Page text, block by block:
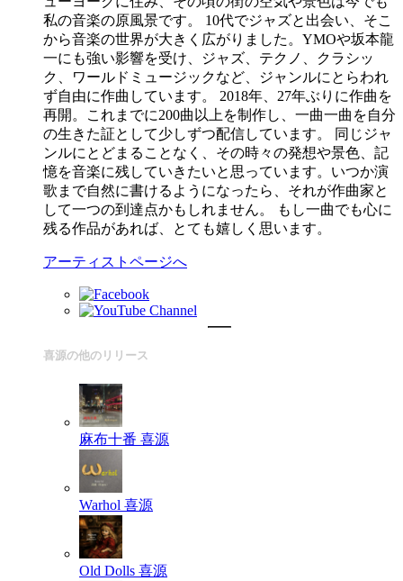
私の音楽の原風景です。 10代でジャズと出会い、そこ
から音楽の世界が大きく広がりました。YMOや坂本龍
一にも強い影響を受け、ジャズ、テクノ、クラシッ
ク、ワールドミュージックなど、ジャンルにとらわれ
ず自由に作曲しています。 2018年、27年ぶりに作曲を
再開。これまでに200曲以上を制作し、一曲一曲を自分
の生きた証として少しずつ配信しています。 同じジャ
ンルにとどまることなく、その時々の発想や景色、記
憶を音楽に残していきたいと思っています。いつか演
歌まで自然に書けるようになったら、それが作曲家と
して一つの到達点かもしれません。 もし一曲でも心に
残る作品があれば、とても嬉しく思います。
アーティストページへ
喜源の他のリリース
麻布十番 喜源
Warhol 喜源
Old Dolls 喜源